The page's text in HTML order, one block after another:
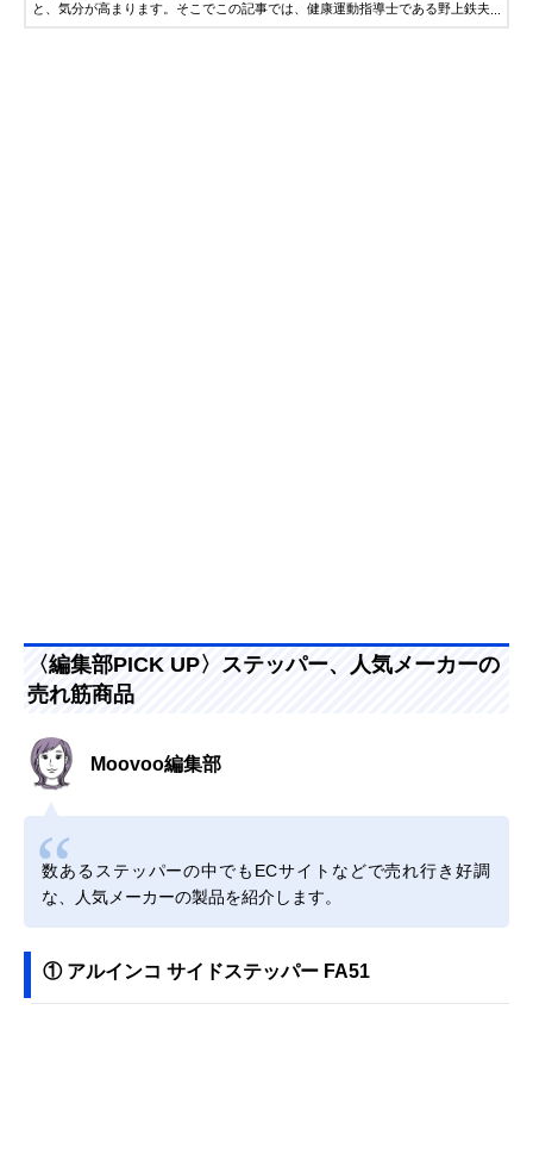
と、気分が高まります。そこでこの記事では、健康運動指導士である野上鉄夫
〈編集部PICK UP〉ステッパー、人気メーカーの
売れ筋商品
Moovoo編集部
数あるステッパーの中でもECサイトなどで売れ行き好調
な、人気メーカーの製品を紹介します。
① アルインコ サイドステッパー FA51